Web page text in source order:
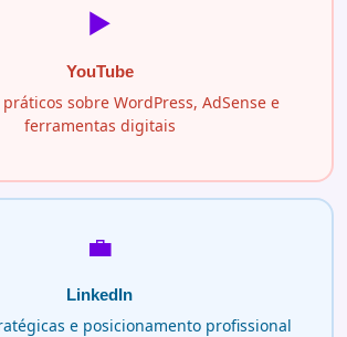
▶️
YouTube
sobre WordPress, AdSense e
ferramentas digitais
💼
LinkedIn
e posicionamento profissional